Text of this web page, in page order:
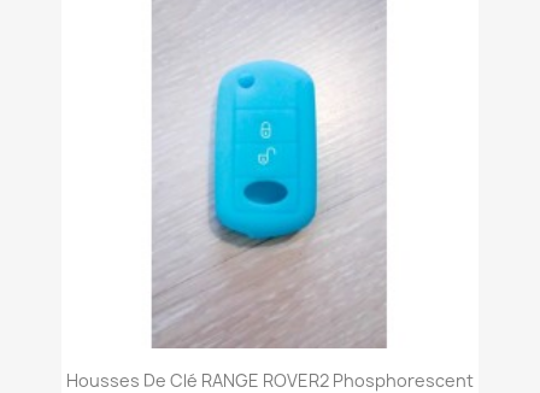
Housses De Clé RANGE ROVER2 Phosphorescent